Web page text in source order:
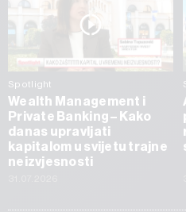
Spotlight
Wealth Management i
Private Banking – Kako
danas upravljati
kapitalom u svijetu trajne
neizvjesnosti